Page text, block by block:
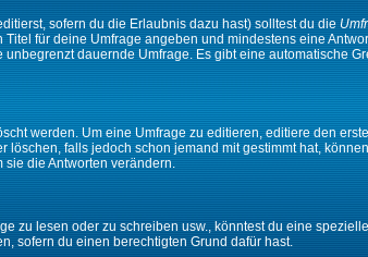
sofern du die Erlaubnis dazu hast) solltest du die
für deine Umfrage angeben und mindestens eine
dauernde Umfrage. Es gibt eine automatische
werden. Um eine Umfrage zu editieren, editiere den
falls jedoch schon jemand mit gestimmt hat,
die Antworten verändern.
zu lesen oder zu schreiben usw., könntest du eine
sofern du einen berechtigten Grund dafür hast.